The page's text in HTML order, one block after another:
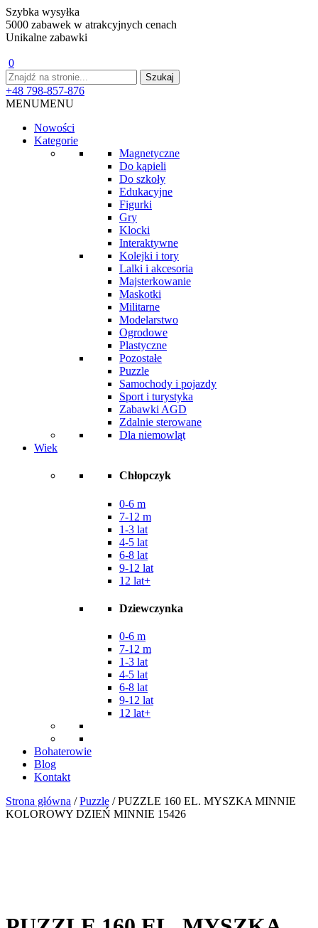
Szybka wysyłka
5000 zabawek w atrakcyjnych cenach
Unikalne zabawki
0
+48 798-857-876
MENUMENU
Nowości
Kategorie
Magnetyczne
Do kąpieli
Do szkoły
Edukacyjne
Figurki
Gry
Klocki
Interaktywne
Kolejki i tory
Lalki i akcesoria
Majsterkowanie
Maskotki
Militarne
Modelarstwo
Ogrodowe
Plastyczne
Pozostałe
Puzzle
Samochody i pojazdy
Sport i turystyka
Zabawki AGD
Zdalnie sterowane
Dla niemowląt
Wiek
Chłopczyk
0-6 m
7-12 m
1-3 lat
4-5 lat
6-8 lat
9-12 lat
12 lat+
Dziewczynka
0-6 m
7-12 m
1-3 lat
4-5 lat
6-8 lat
9-12 lat
12 lat+
Bohaterowie
Blog
Kontakt
Strona główna /Puzzle / PUZZLE 160 EL. MYSZKA MINNIE
KOLOROWY DZIEŃ MINNIE 15426